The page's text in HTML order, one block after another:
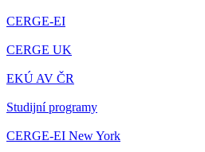
CERGE-EI
CERGE UK
EKÚ AV ČR
Studijní programy
CERGE-EI New York